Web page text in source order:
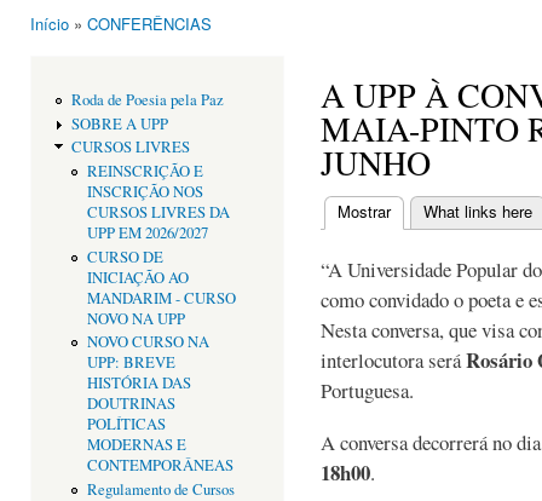
Início » CONFERÊNCIAS
Roda de Poesia pela Paz
SOBRE A UPP
CURSOS LIVRES
REINSCRIÇÃO E
INSCRIÇÃO NOS
CURSOS LIVRES DA
UPP EM 2026/2027
CURSO DE
INICIAÇÃO AO
MANDARIM - CURSO
NOVO NA UPP
NOVO CURSO NA
UPP: BREVE
HISTÓRIA DAS
DOUTRINAS
POLÍTICAS
MODERNAS E
CONTEMPORÂNEAS
Regulamento de Cursos
A UPP À
MAIA-PINTO
JUNHO
Separadores
Mostrar(separador ativo)
What links here
“A Universidade Popular
como convidado o poeta e
Nesta conversa, que visa
interlocutora seráRosário
Portuguesa.
A conversa decorrerá no
18h00.